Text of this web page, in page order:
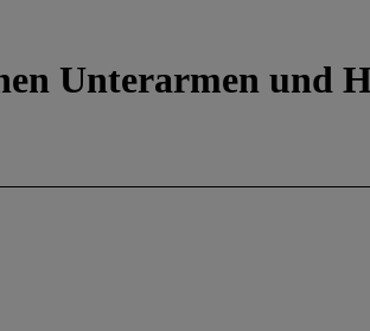
Unterarmen und